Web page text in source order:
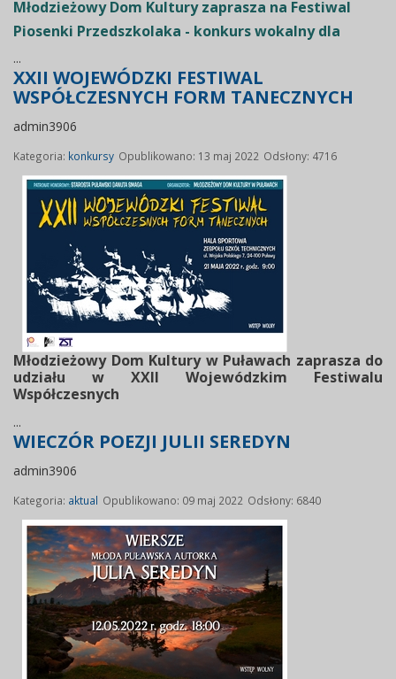
Młodzieżowy Dom Kultury zaprasza na Festiwal
Piosenki Przedszkolaka - konkurs wokalny dla
...
XXII WOJEWÓDZKI FESTIWAL
WSPÓŁCZESNYCH FORM TANECZNYCH
admin3906
Kategoria: konkursy Opublikowano: 13 maj 2022 Odsłony: 4716
Młodzieżowy Dom Kultury w Puławach zaprasza do
udziału w XXII Wojewódzkim Festiwalu
Współczesnych
...
WIECZÓR POEZJI JULII SEREDYN
admin3906
Kategoria: aktual Opublikowano: 09 maj 2022 Odsłony: 6840